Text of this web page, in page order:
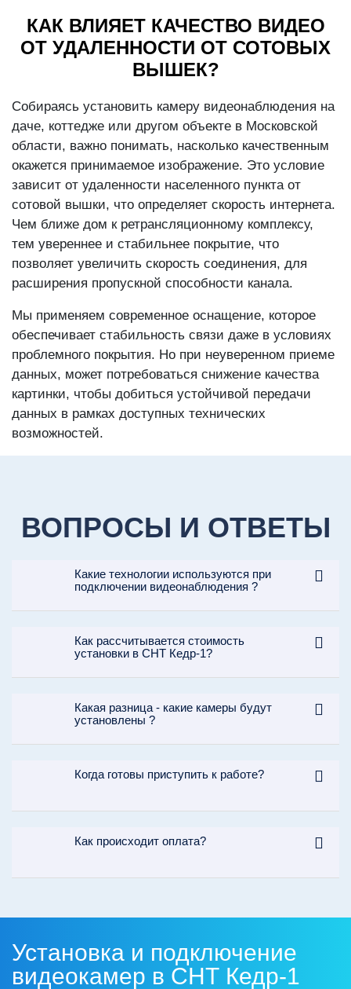
КАК ВЛИЯЕТ КАЧЕСТВО ВИДЕО
ОТ УДАЛЕННОСТИ ОТ СОТОВЫХ
ВЫШЕК?
Собираясь установить камеру видеонаблюдения на
даче, коттедже или другом объекте в Московской
области, важно понимать, насколько качественным
окажется принимаемое изображение. Это условие
зависит от удаленности населенного пункта от
сотовой вышки, что определяет скорость интернета.
Чем ближе дом к ретрансляционному комплексу,
тем увереннее и стабильнее покрытие, что
позволяет увеличить скорость соединения, для
расширения пропускной способности канала.
Мы применяем современное оснащение, которое
обеспечивает стабильность связи даже в условиях
проблемного покрытия. Но при неуверенном приеме
данных, может потребоваться снижение качества
картинки, чтобы добиться устойчивой передачи
данных в рамках доступных технических
возможностей.
ВОПРОСЫ И ОТВЕТЫ
Какие технологии используются при
подключении видеонаблюдения ?
Как рассчитывается стоимость
установки в СНТ Кедр-1?
Какая разница - какие камеры будут
установлены ?
Когда готовы приступить к работе?
Как происходит оплата?
Установка и подключение
видеокамер в СНТ Кедр-1